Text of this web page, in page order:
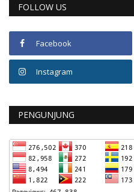
FOLLOW US
Facebook
Instagram
PENGUNJUNG